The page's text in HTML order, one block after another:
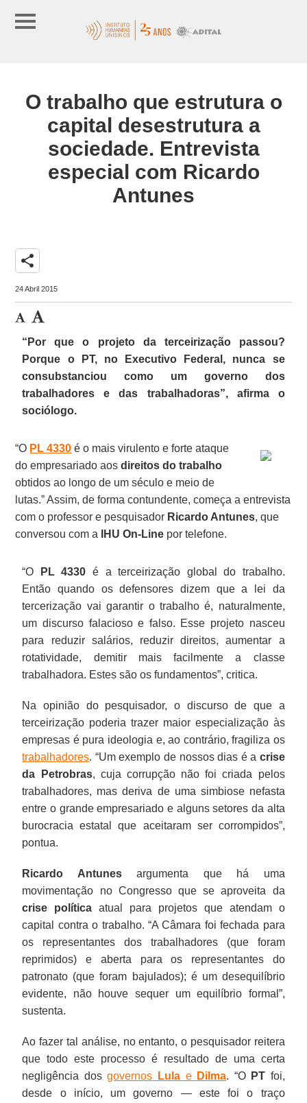
O trabalho que estrutura o
capital desestrutura a
sociedade. Entrevista
especial com Ricardo
Antunes
share
24 Abril 2015
“Por que o projeto da terceirização passou?
Porque o PT, no Executivo Federal, nunca se
consubstanciou como um governo dos
trabalhadores e das trabalhadoras”, afirma o
sociólogo.
“O PL 4330 é o mais virulento e forte ataque
do empresariado aosdireitos do trabalho
obtidos ao longo de um século e meio de
lutas.” Assim, de forma contundente, começa a entrevista
com o professor e pesquisador Ricardo Antunes, que
conversou com a
IHU On-Line por telefone.
“O PL 4330 é a terceirização global do trabalho.
Então quando os defensores dizem que a lei da
tercerização vai garantir o trabalho é, naturalmente,
um discurso falacioso e falso. Esse projeto nasceu
para reduzir salários, reduzir direitos, aumentar a
rotatividade, demitir mais facilmente a classe
trabalhadora. Estes são os fundamentos”, critica.
Na opinião do pesquisador, o discurso de que a
terceirização poderia trazer maior especialização às
empresas é pura ideologia e, ao contrário, fragiliza os
trabalhadores. “Um exemplo de nossos dias é a crise
da Petrobras, cuja corrupção não foi criada pelos
trabalhadores, mas deriva de uma simbiose nefasta
entre o grande empresariado e alguns setores da alta
burocracia estatal que aceitaram ser corrompidos”,
pontua.
Ricardo Antunesargumenta que há uma
movimentação no Congresso que se aproveita da
crise política atual para projetos que atendam o
capital contra o trabalho. “A Câmara foi fechada para
os representantes dos trabalhadores (que foram
reprimidos) e aberta para os representantes do
patronato (que foram bajulados); é um desequilíbrio
evidente, não houve sequer um equilíbrio formal”,
sustenta.
Ao fazer tal análise, no entanto, o pesquisador reitera
que todo este processo é resultado de uma certa
negligência dosgovernos Lulae Dilma. “O PT foi,
desde o início, um governo — este foi o traço